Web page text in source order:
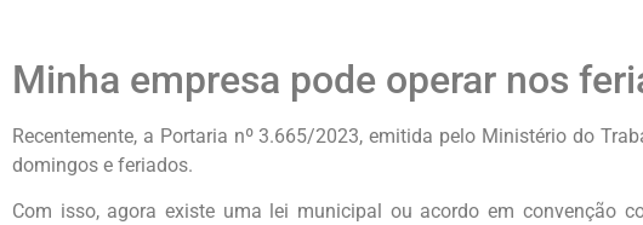
Minha empresa pode operar nos
Recentemente, a Portaria nº 3.665/2023, emitida pelo Ministério do
domingos e feriados.
Com isso, agora existe uma lei municipal ou acordo em convenção